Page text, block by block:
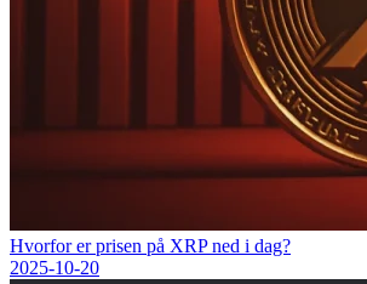
Hvorfor er prisen på XRP ned i dag?
2025-10-20